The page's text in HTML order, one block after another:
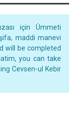
için Ümmeti
maddi manevi
will be completed
you can take
Cevsen-ul Kebir